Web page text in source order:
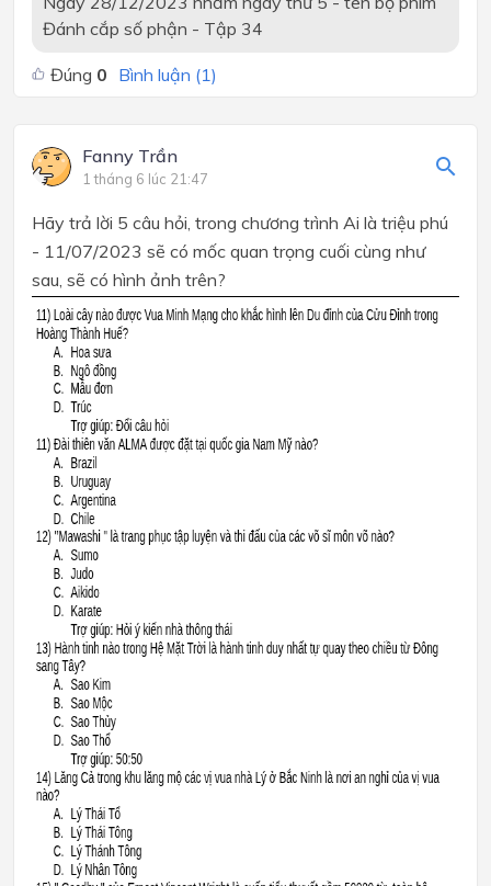
Đánh cắp số phận - Tập 34
Đúng 0 Bình luận (1)
Fanny Trần
1 tháng 6 lúc 21:47
Hãy trả lời 5 câu hỏi, trong chương trình Ai là triệu phú
- 11/07/2023 sẽ có mốc quan trọng cuối cùng như
sau, sẽ có hình ảnh trên?